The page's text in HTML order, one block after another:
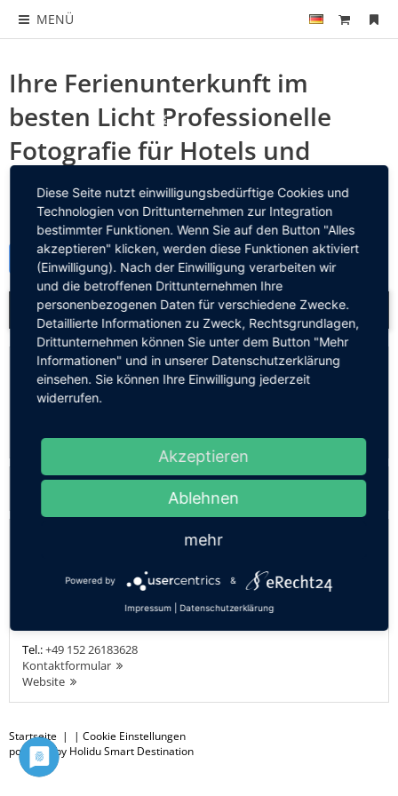
MENÜ
Ihre Ferienunterkunft im
besten Licht Professionelle
Fotografie für Hotels und
Ferienwohnungen Paket 1 (ca.
1 Zimmer/Fewo)
merken
Verfügbarkeiten und Preise
Karte
Herr Timo Stevens
Tel.:+49 152 26183628
Kontaktformular
Website
Startseite | | Cookie Einstellungen
powered by Holidu Smart Destination
Diese Seite nutzt einwilligungsbedürftige Cookies und
Technologien von Drittunternehmen zur Integration
bestimmter Funktionen. Wenn Sie auf den Button "Alles
akzeptieren" klicken, werden diese Funktionen aktiviert
(Einwilligung). Nach der Einwilligung verarbeiten wir
und die betroffenen Drittunternehmen Ihre
personenbezogenen Daten für verschiedene Zwecke.
Detaillierte Informationen zu Zweck, Rechtsgrundlagen,
Drittunternehmen können Sie unter dem Button "Mehr
Informationen" und in unserer Datenschutzerklärung
einsehen. Sie können Ihre Einwilligung jederzeit
widerrufen.
Akzeptieren
Ablehnen
mehr
Powered by &
Impressum Datenschutzerklärung
❄
❄
❄